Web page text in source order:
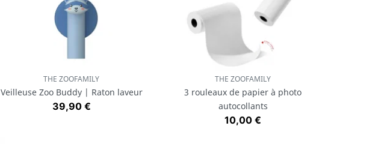
 Aperçu rapide
THE ZOOFAMILY
Veilleuse Zoo Buddy | Raton laveur
Prix
39,90 €
 Aperçu rapide
THE ZOOFAMILY
3 rouleaux de papier à photo
autocollants
Prix
10,00 €